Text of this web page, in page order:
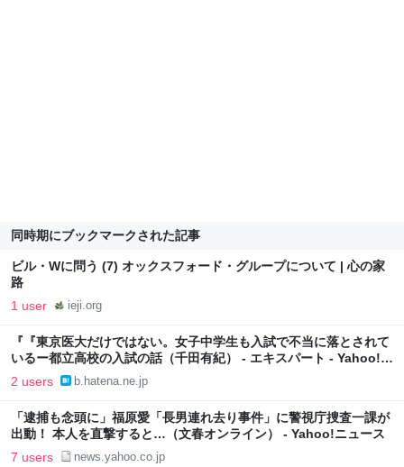
同時期にブックマークされた記事
ビル・Wに問う (7) オックスフォード・グループについて | 心の家
路
1 user ieji.org
『『東京医大だけではない。女子中学生も入試で不当に落とされて
いるー都立高校の入試の話（千田有紀） - エキスパート - Yahoo!ニ
ュース』へのコメント』へのコメント
2 users b.hatena.ne.jp
「逮捕も念頭に」福原愛「長男連れ去り事件」に警視庁捜査一課が
出動！ 本人を直撃すると…（文春オンライン） - Yahoo!ニュース
7 users news.yahoo.co.jp